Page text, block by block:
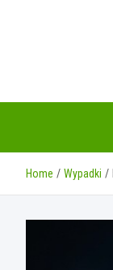
Home Wypadki